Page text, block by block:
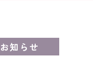
お知らせ